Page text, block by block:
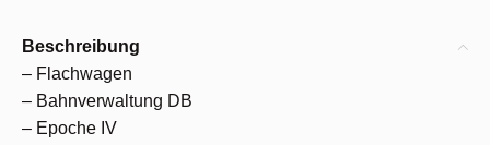
Beschreibung
– Flachwagen
– Bahnverwaltung DB
– Epoche IV